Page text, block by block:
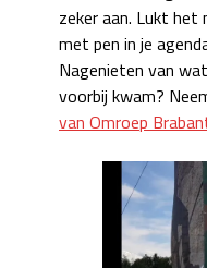
zeker aan. Lukt
met pen in je
Nagenieten van
voorbij kwam?
van Omroep